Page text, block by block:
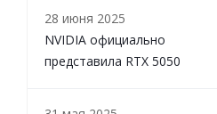
28 июня 2025
NVIDIA официально
представила RTX 5050